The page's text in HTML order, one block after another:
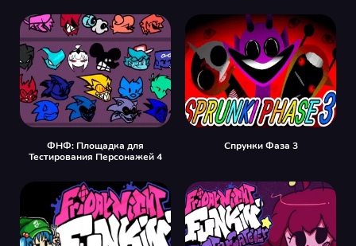
ФНФ: Площадка для
Тестирования Персонажей 4
Спрунки Фаза 3